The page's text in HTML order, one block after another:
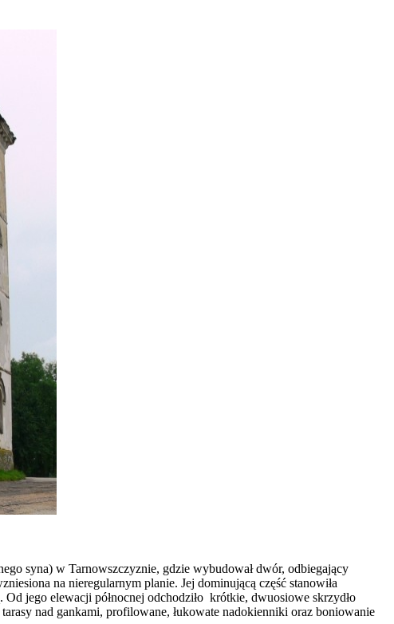
syna) w Tarnowszczyznie, gdzie wybudował dwór, odbiegający
na nieregularnym planie. Jej dominującą część stanowiła
jego elewacji północnej odchodziło krótkie, dwuosiowe skrzydło
nad gankami, profilowane, łukowate nadokienniki oraz boniowanie